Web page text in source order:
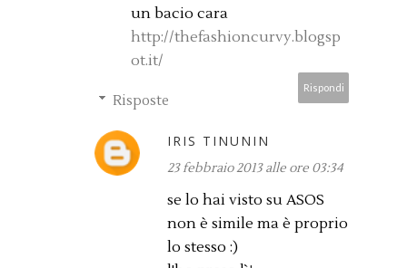
un bacio cara
http://thefashioncurvy.blogsp
ot.it/
Rispondi
Risposte
IRIS TINUNIN
23 febbraio 2013 alle ore 03:34
se lo hai visto su ASOS
non è simile ma è proprio
lo stesso :)